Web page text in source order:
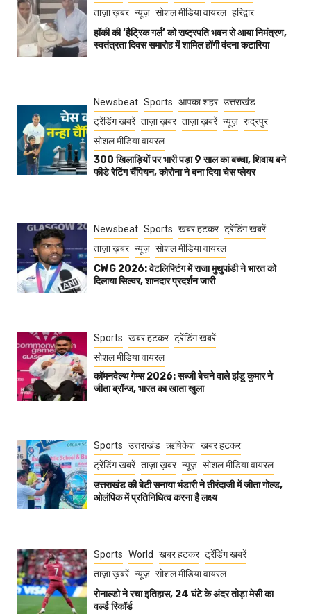
ताज़ा ख़बर न्यूज़ सोशल मीडिया वायरल हरिद्वार
हॉकी की ‘हैट्रिक गर्ल’ को राष्ट्रपति भवन से आया निमंत्रण,
स्वतंत्रता दिवस समारोह में शामिल होंगी वंदना कटारिया
Newsbeat Sports आपका शहर उत्तराखंड
ट्रेंडिंग खबरें ताज़ा ख़बर ताज़ा ख़बरें न्यूज़ रुद्रपुर
सोशल मीडिया वायरल
300 खिलाड़ियों पर भारी पड़ा 9 साल का बच्चा, शिवाय बने
फीडे रेटिंग चैंपियन, कोरोना ने बना दिया चेस प्लेयर
Newsbeat Sports खबर हटकर ट्रेंडिंग खबरें
ताज़ा ख़बर न्यूज़ सोशल मीडिया वायरल
CWG 2026: वेटलिफ्टिंग में राजा मुथुपांडी ने भारत को
दिलाया सिल्वर, शानदार प्रदर्शन जारी
Sports खबर हटकर ट्रेंडिंग खबरें
सोशल मीडिया वायरल
कॉमनवेल्थ गेम्स 2026: सब्जी बेचने वाले झंडू कुमार ने
जीता ब्रॉन्ज, भारत का खाता खुला
Sports उत्तराखंड ऋषिकेश खबर हटकर
ट्रेंडिंग खबरें ताज़ा ख़बर न्यूज़ सोशल मीडिया वायरल
उत्तराखंड की बेटी सनाया भंडारी ने तीरंदाजी में जीता गोल्ड,
ओलंपिक में प्रतिनिधित्व करना है लक्ष्य
Sports World खबर हटकर ट्रेंडिंग खबरें
ताज़ा ख़बरें न्यूज़ सोशल मीडिया वायरल
रोनाल्डो ने रचा इतिहास, 24 घंटे के अंदर तोड़ा मेसी का
वर्ल्ड रिकॉर्ड